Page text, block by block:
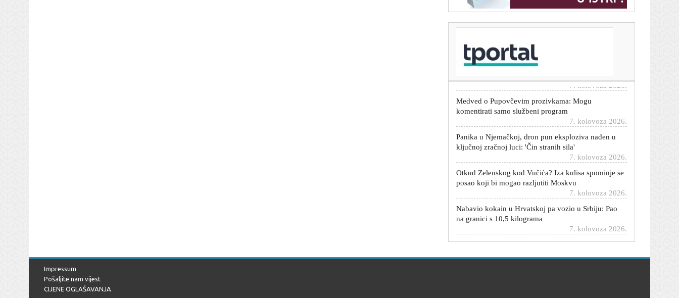
Hrvatski reprezentativac mogao bi napraviti veliki
transfer: Benfica ga ozbiljno želi
Medved o Pupovčevim prozivkama: Mogu
7. kolovoza 2026.
Panika u Njemačkoj, dron pun eksploziva nađen u
7. kolovoza 2026.
Otkud Zelenskog kod Vučića? Iza kulisa spominje se
7. kolovoza 2026.
Nabavio kokain u Hrvatskoj pa vozio u Srbiju: Pao
7. kolovoza 2026.
Ibrica Jusić o ljubavi u osmom desetljeću: 'Danas me
Impressum
Pošaljite nam vijest
CIJENE OGLAŠAVANJA